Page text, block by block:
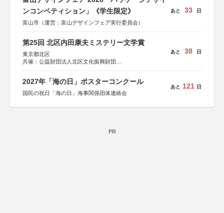
ンコンペティション」《学生限定》
富山市（運営：富山デザインフェア実行委員会）
あと 33 日
第25回 北区内田康夫ミステリー文学賞
東京都北区
共催：公益財団法人北区文化振興財団
あと 38 日
2027年「海の日」ポスターコンクール
国民の祝日「海の日」海事関係団体連絡会
あと 121 日
PR